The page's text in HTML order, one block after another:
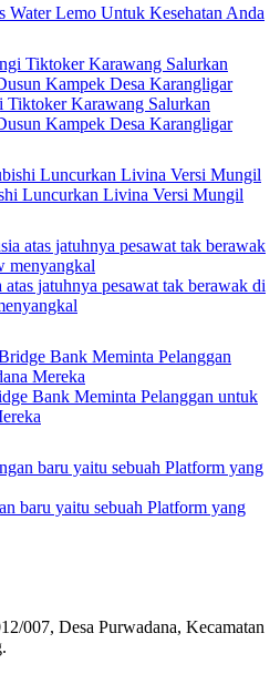
Water Lemo Untuk Kesehatan Anda
Tiktoker Karawang Salurkan
Kampek Desa Karangligar
Luncurkan Livina Versi Mungil
jatuhnya pesawat tak berawak di
Bank Meminta Pelanggan untuk
baru yaitu sebuah Platform yang
007, Desa Purwadana, Kecamatan